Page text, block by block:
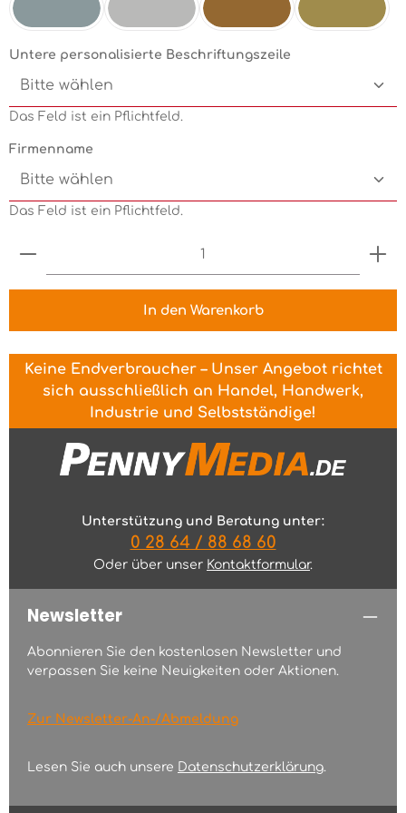
Untere personalisierte Beschriftungszeile
Das Feld ist ein Pflichtfeld.
Firmenname
Das Feld ist ein Pflichtfeld.
Produkt Anzahl: Gib den gewünschten Wert
In den Warenkorb
Keine Endverbraucher – Unser Angebot richtet
sich ausschließlich an Handel, Handwerk,
Industrie und Selbstständige!
Unterstützung und Beratung unter:
0 28 64 / 88 68 60
Oder über unser Kontaktformular.
Newsletter
Abonnieren Sie den kostenlosen Newsletter und
verpassen Sie keine Neuigkeiten oder Aktionen.
Zur Newsletter-An-/Abmeldung
Lesen Sie auch unsere Datenschutzerklärung.